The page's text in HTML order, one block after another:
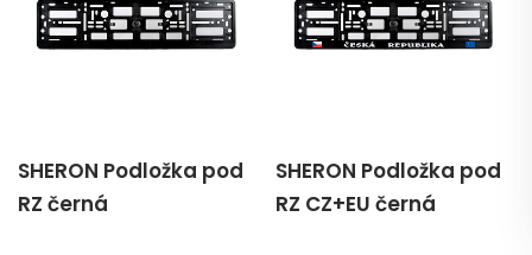
SHERON Podložka pod
RZ černá
SHERON Podložka pod
RZ CZ+EU černá